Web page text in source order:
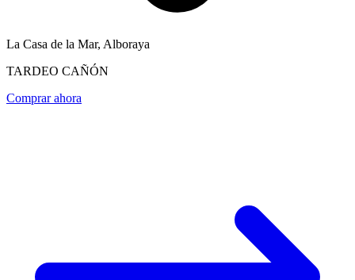
La Casa de la Mar, Alboraya
TARDEO CAÑÓN
Comprar ahora